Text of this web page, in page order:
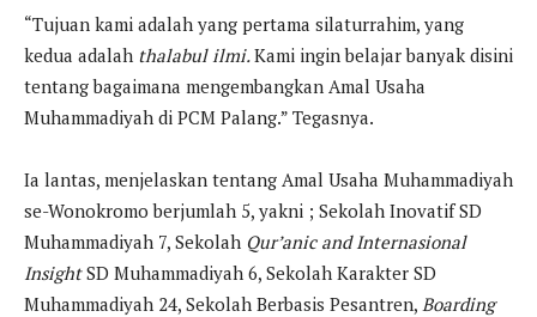
“Tujuan kami adalah yang pertama silaturrahim, yang
kedua adalah thalabul ilmi.Kami ingin belajar banyak disini
tentang bagaimana mengembangkan Amal Usaha
Muhammadiyah di PCM Palang.” Tegasnya.
Ia lantas, menjelaskan tentang Amal Usaha Muhammadiyah
se-Wonokromo berjumlah 5, yakni ; Sekolah Inovatif SD
Muhammadiyah 7, Sekolah Qur’anic and Internasional
InsightSD Muhammadiyah 6, Sekolah Karakter SD
Muhammadiyah 24, Sekolah Berbasis Pesantren, Boarding